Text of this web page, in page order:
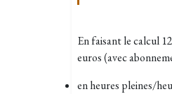
En faisant le calcul
euros (avec
en heures pleines/